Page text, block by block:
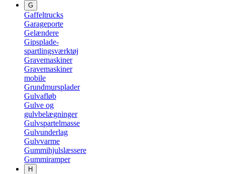
G
Gaffeltrucks
Garageporte
Gelændere
Gipsplade-
spartlingsværktøj
Gravemaskiner
Gravemaskiner
mobile
Grundmursplader
Gulvafløb
Gulve og
gulvbelægninger
Gulvspartelmasse
Gulvunderlag
Gulvvarme
Gummihjulslæssere
Gummiramper
H